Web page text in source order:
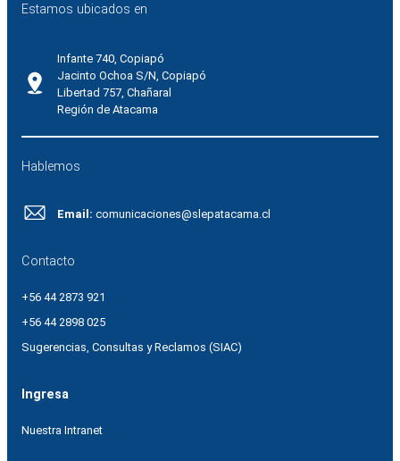
Estamos ubicados en
Infante 740, Copiapó
Jacinto Ochoa S/N, Copiapó
Libertad 757, Chañaral
Región de Atacama
Hablemos
Email: comunicaciones@slepatacama.cl
Contacto
+56 44 2873 921
+56 44 2898 025
Sugerencias, Consultas y Reclamos (SIAC)
Ingresa
Nuestra Intranet